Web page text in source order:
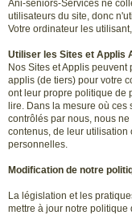
Ani-seniors-Services ne
utilisateurs du site, donc
Votre ordinateur les
Utiliser les Sites et Applis
Nos Sites et Applis peuvent
applis (de tiers) pour votre
ont leur propre politique de
lire. Dans la mesure où
contrôlés par nous, nous
contenus, de leur
personnelles.
Modification de notre
La législation et les
mettre à jour notre